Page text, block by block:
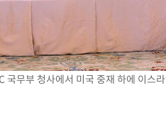
부 대변인
무부 청사에서 미국 중재 하에 이스